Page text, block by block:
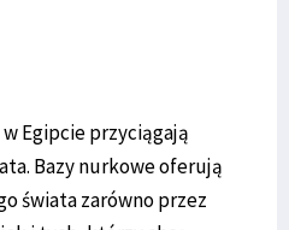
Egipcie przyciągają
Bazy nurkowe oferują
świata zarówno przez